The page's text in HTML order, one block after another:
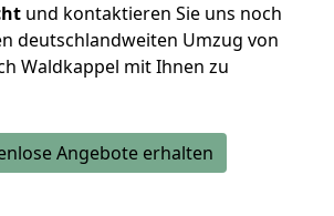
und kontaktieren Sie uns noch
deutschlandweiten Umzug von
Waldkappel mit Ihnen zu
Angebote erhalten